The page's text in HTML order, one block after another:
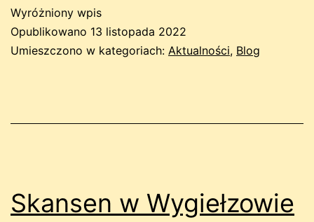
Wyróżniony wpis
Opublikowano 13 listopada 2022
Umieszczono w kategoriach: Aktualności, Blog
Skansen w Wygiełzowie